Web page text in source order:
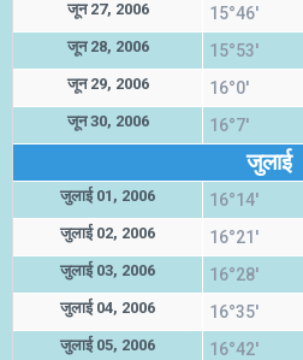
जून 27, 2006 15°46'
जून 28, 2006 15°53'
जून 29, 2006 16°0'
जून 30, 2006 16°7'
जुलाई
जुलाई 01, 2006 16°14'
जुलाई 02, 2006 16°21'
जुलाई 03, 2006 16°28'
जुलाई 04, 2006 16°35'
जुलाई 05, 2006 16°42'